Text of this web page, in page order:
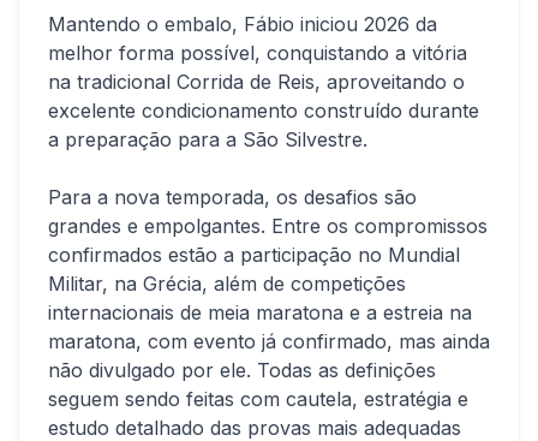
Mantendo o embalo, Fábio iniciou 2026 da
melhor forma possível, conquistando a vitória
na tradicional Corrida de Reis, aproveitando o
excelente condicionamento construído durante
a preparação para a São Silvestre.
Para a nova temporada, os desafios são
grandes e empolgantes. Entre os compromissos
confirmados estão a participação no Mundial
Militar, na Grécia, além de competições
internacionais de meia maratona e a estreia na
maratona, com evento já confirmado, mas ainda
não divulgado por ele. Todas as definições
seguem sendo feitas com cautela, estratégia e
estudo detalhado das provas mais adequadas